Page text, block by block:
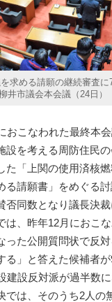
求める請願の継続審査に
井市議会本会議（24日 ）
おこなわれた最終本
設を考える周防住民
た「上関の使用済核
る請願書」をめぐる
否同数となり議長決
は、昨年12月におこ
った公開質問状で反
る」と答えた候補者
建設反対派が過半数
では、そのうち2人の